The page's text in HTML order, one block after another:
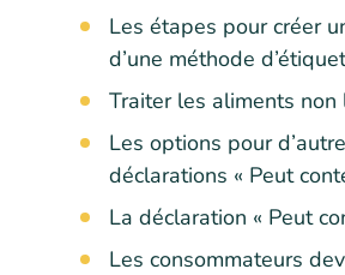
Les étapes pour créer
d’une méthode
Traiter les aliments
Les options pour
déclarations « Peut
La déclaration « Peut
Les consommateurs